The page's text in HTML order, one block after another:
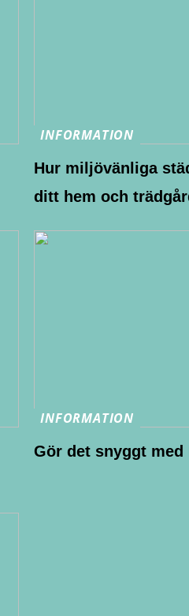
INFORMATION
Hur miljövänliga
ditt hem och
INFORMATION
Gör det snyggt med